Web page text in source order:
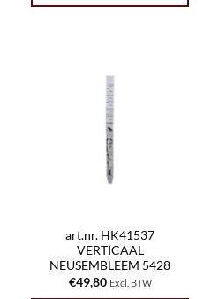
art.nr. HK41537
VERTICAAL
NEUSEMBLEEM 5428
€49,80 Excl. BTW